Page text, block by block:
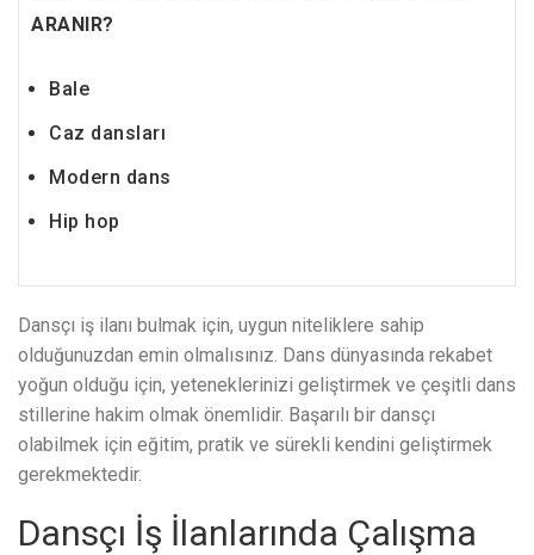
ARANIR?
Bale
Caz dansları
Modern dans
Hip hop
Dansçı iş ilanı bulmak için, uygun niteliklere sahip
olduğunuzdan emin olmalısınız. Dans dünyasında rekabet
yoğun olduğu için, yeteneklerinizi geliştirmek ve çeşitli dans
stillerine hakim olmak önemlidir. Başarılı bir dansçı
olabilmek için eğitim, pratik ve sürekli kendini geliştirmek
gerekmektedir.
Dansçı İş İlanlarında Çalışma